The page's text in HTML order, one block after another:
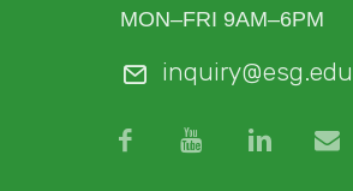
MON–FRI 9AM–6PM